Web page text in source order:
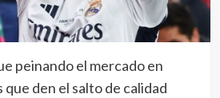
peinando el mercado en
den el salto de calidad